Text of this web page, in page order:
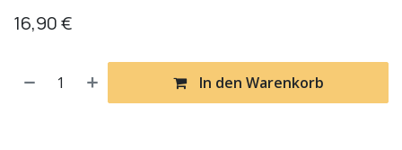
16,90€
In den Warenkorb